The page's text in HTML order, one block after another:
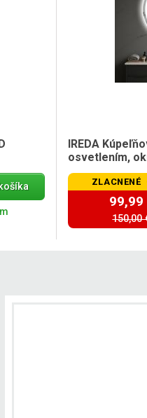
IREDA
osvetlením,
ZLACNENÉ
99,99
150,00